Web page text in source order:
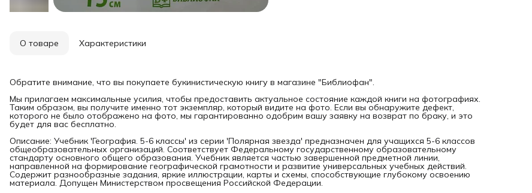
О товаре Характеристики
Обратите внимание, что вы покупаете букинистическую книгу в магазине "Библиофан".
Мы прилагаем максимальные усилия, чтобы предоставить актуальное состояние каждой книги на фотографиях.
Таким образом, вы получите именно тот экземпляр, который видите на фото. Если вы обнаружите дефект,
которого не было отображено на фото, мы гарантированно одобрим вашу заявку на возврат по браку, и это
будет для вас бесплатно.
Описание: Учебник 'География. 5-6 классы' из серии 'Полярная звезда' предназначен для учащихся 5-6 классов
общеобразовательных организаций. Соответствует Федеральному государственному образовательному
стандарту основного общего образования. Учебник является частью завершенной предметной линии,
направленной на формирование географической грамотности и развитие универсальных учебных действий.
Содержит разнообразные задания, яркие иллюстрации, карты и схемы, способствующие глубокому освоению
материала. Допущен Министерством просвещения Российской Федерации.